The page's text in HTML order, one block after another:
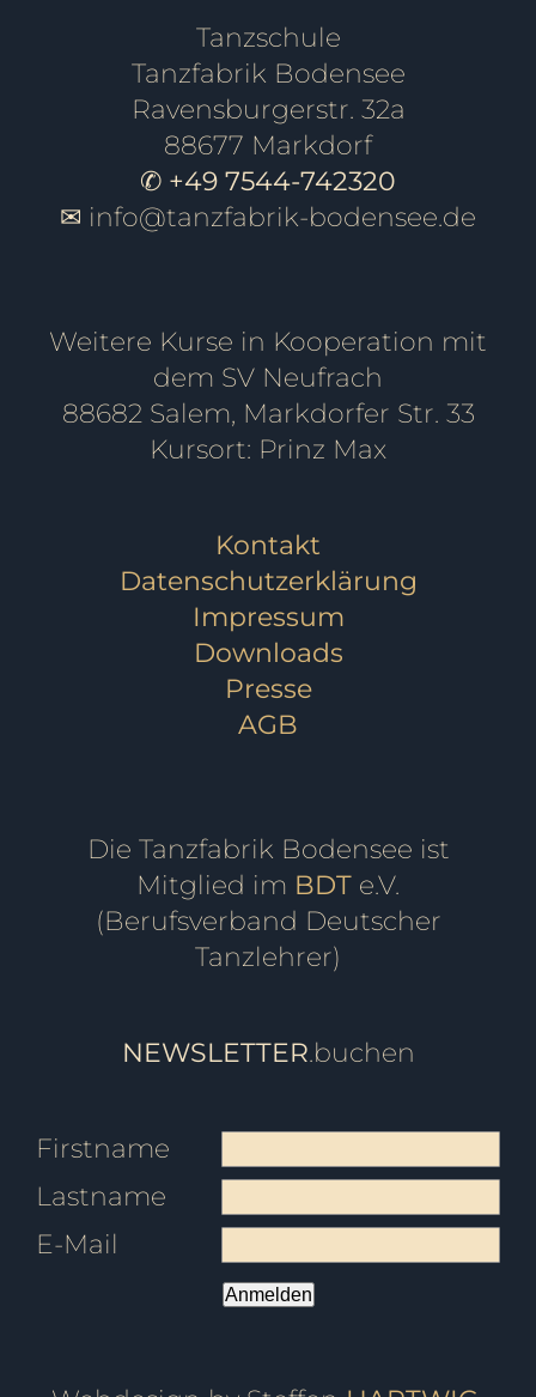
Tanzschule
Tanzfabrik Bodensee
Ravensburgerstr. 32a
88677 Markdorf
✆ +49 7544-742320
✉ info@tanzfabrik-bodensee.de
Weitere Kurse in Kooperation mit
dem SV Neufrach
88682 Salem, Markdorfer Str. 33
Kursort: Prinz Max
Kontakt
Datenschutzerklärung
Impressum
Downloads
Presse
AGB
Die Tanzfabrik Bodensee ist
Mitglied im BDT e.V.
(Berufsverband Deutscher
Tanzlehrer)
NEWSLETTER.buchen
Firstname
Lastname
E-Mail
Anmelden